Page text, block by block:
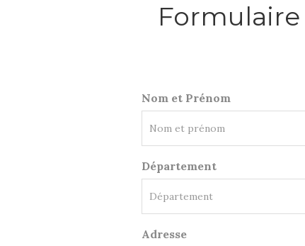
Formulaire
Nom et Prénom
Département
Adresse